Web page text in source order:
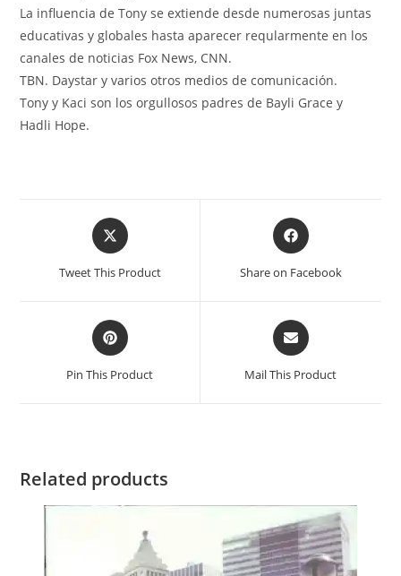
La influencia de Tony se extiende desde numerosas juntas
educativas y globales hasta aparecer reqularmente en los
canales de noticias Fox News, CNN.
TBN. Daystar y varios otros medios de comunicación.
Tony y Kaci son los orgullosos padres de Bayli Grace y
Hadli Hope.
Tweet This Product Share on Facebook
Pin This Product Mail This Product
Related products